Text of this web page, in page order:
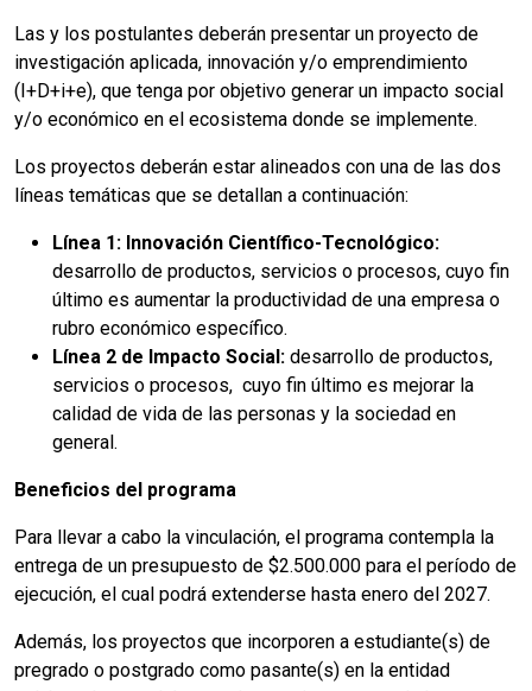
Las y los postulantes deberán presentar un proyecto de
investigación aplicada, innovación y/o emprendimiento
(I+D+i+e), que tenga por objetivo generar un impacto social
y/o económico en el ecosistema donde se implemente.
Los proyectos deberán estar alineados con una de las dos
líneas temáticas que se detallan a continuación:
Línea 1: Innovación Científico-Tecnológico:
desarrollo de productos, servicios o procesos, cuyo fin
último es aumentar la productividad de una empresa o
rubro económico específico.
Línea 2 de Impacto Social: desarrollo de productos,
servicios o procesos, cuyo fin último es mejorar la
calidad de vida de las personas y la sociedad en
general.
Beneficios del programa
Para llevar a cabo la vinculación, el programa contempla la
entrega de un presupuesto de $2.500.000 para el período de
ejecución, el cual podrá extenderse hasta enero del 2027.
Además, los proyectos que incorporen a estudiante(s) de
pregrado o postgrado como pasante(s) en la entidad